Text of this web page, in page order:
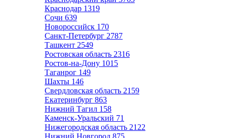
Краснодар 1319
Сочи 639
Новороссийск 170
Санкт-Петербург 2787
Ташкент 2549
Ростовская область 2316
Ростов-на-Дону 1015
Таганрог 149
Шахты 146
Свердловская область 2159
Екатеринбург 863
Нижний Тагил 158
Каменск-Уральский 71
Нижегородская область 2122
Нижний Новгород 875